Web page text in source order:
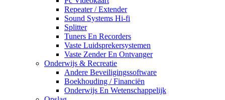
Repeater / Extender
Sound Systems Hi-fi
Splitter
Tuners En Recorders
Vaste Luidsprekersystemen
Vaste Zender En Ontvanger
Onderwijs & Recreatie
Andere Beveiligingssoftware
Boekhouding / Financiën
Onderwijs En Wetenschappelijk